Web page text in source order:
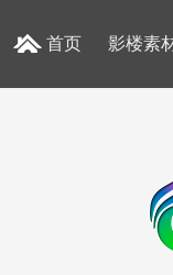
首页 影楼素